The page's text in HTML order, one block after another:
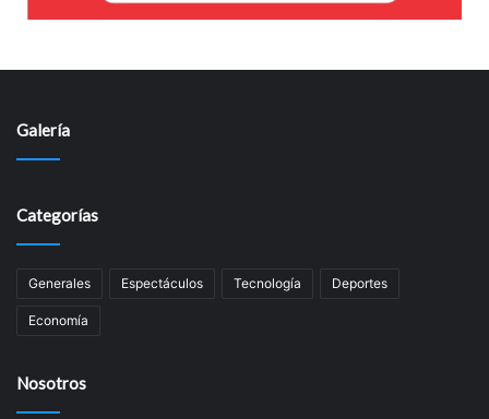
Galería
Categorías
Generales Espectáculos Tecnología Deportes
Economía
Nosotros